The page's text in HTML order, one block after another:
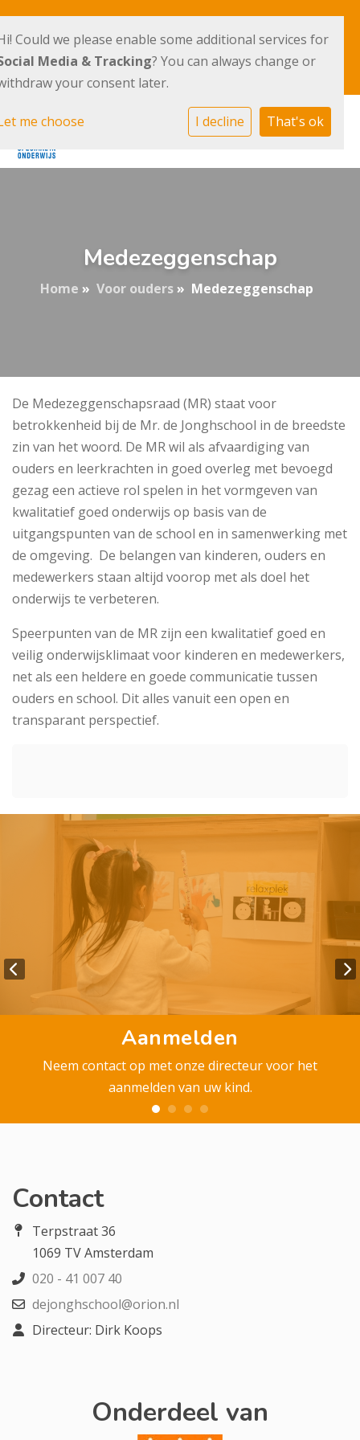
Terpstraat 36
1069 TV Amsterdam
E-mailadres
Medezeggenschap
Home » Voor ouders» Medezeggenschap
De Medezeggenschapsraad (MR) staat voor
betrokkenheid bij de Mr. de Jonghschool in de breedste
zin van het woord. De MR wil als afvaardiging van
ouders en leerkrachten in goed overleg met bevoegd
gezag een actieve rol spelen in het vormgeven van
kwalitatief goed onderwijs op basis van de
uitgangspunten van de school en in samenwerking met
de omgeving. De belangen van kinderen, ouders en
medewerkers staan altijd voorop met als doel het
onderwijs te verbeteren.
Speerpunten van de MR zijn een kwalitatief goed en
veilig onderwijsklimaat voor kinderen en medewerkers,
net als een heldere en goede communicatie tussen
ouders en school. Dit alles vanuit een open en
transparant perspectief.
Aanmelden
Neem contact op met onze directeur voor het
aanmelden van uw kind.
Contact
Terpstraat 36
1069 TV Amsterdam
020 - 41 007 40
dejonghschool@orion.nl
Directeur: Dirk Koops
Onderdeel van
Could we please enable some additional services for
Media & Tracking? You can always change or
your consent later.
me choose I decline That's ok